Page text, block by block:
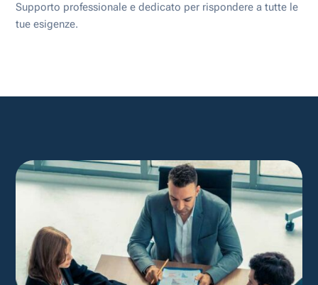
Supporto professionale e dedicato per rispondere a tutte le
tue esigenze.